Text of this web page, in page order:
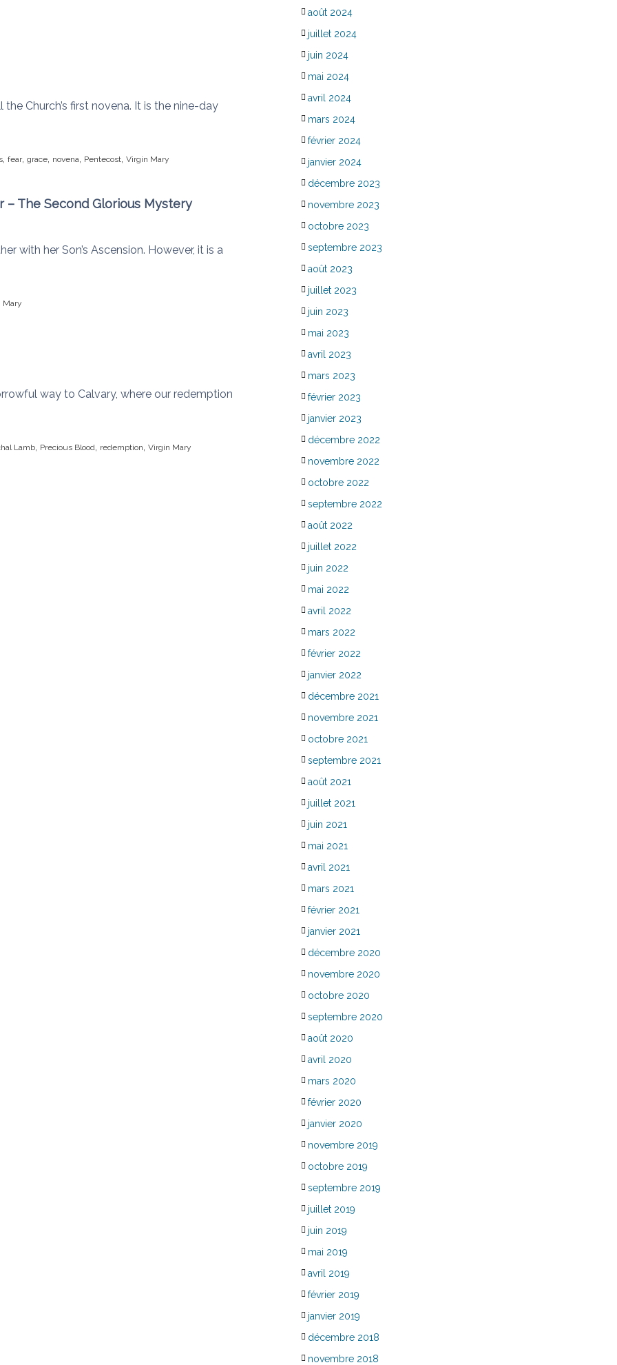
Church’s first novena. It is the nine-day
, fear, grace, novena Pentecost, Virgin Mary
The Second Glorious Mystery
with her Son’s Ascension. However, it is a
Mary
way to Calvary, where our redemption
Lamb, Precious Blood redemption Virgin Mary
août 2024
juillet 2024
juin 2024
mai 2024
avril 2024
mars 2024
février 2024
janvier 2024
décembre 2023
novembre 2023
octobre 2023
septembre 2023
août 2023
juillet 2023
juin 2023
mai 2023
avril 2023
mars 2023
février 2023
janvier 2023
décembre 2022
novembre 2022
octobre 2022
septembre 2022
août 2022
juillet 2022
juin 2022
mai 2022
avril 2022
mars 2022
février 2022
janvier 2022
décembre 2021
novembre 2021
octobre 2021
septembre 2021
août 2021
juillet 2021
juin 2021
mai 2021
avril 2021
mars 2021
février 2021
janvier 2021
décembre 2020
novembre 2020
octobre 2020
septembre 2020
août 2020
avril 2020
mars 2020
février 2020
janvier 2020
novembre 2019
octobre 2019
septembre 2019
juillet 2019
juin 2019
mai 2019
avril 2019
février 2019
janvier 2019
décembre 2018
novembre 2018